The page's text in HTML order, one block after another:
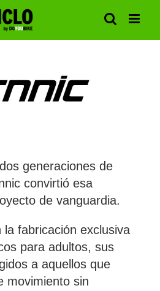
generaciones de
convirtió esa
de vanguardia.
la fabricación exclusiva
para adultos, sus
a aquellos que
movimiento sin